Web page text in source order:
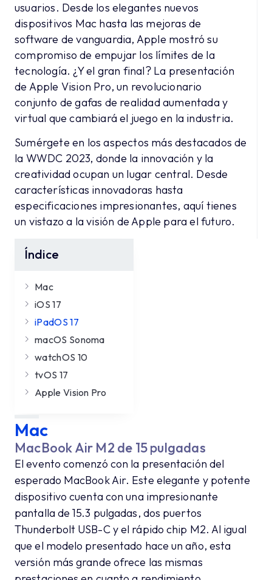
usuarios. Desde los elegantes nuevos
dispositivos Mac hasta las mejoras de
software de vanguardia, Apple mostró su
compromiso de empujar los límites de la
tecnología. ¿Y el gran final? La presentación
de Apple Vision Pro, un revolucionario
conjunto de gafas de realidad aumentada y
virtual que cambiará el juego en la industria.
Sumérgete en los aspectos más destacados de
la WWDC 2023, donde la innovación y la
creatividad ocupan un lugar central. Desde
características innovadoras hasta
especificaciones impresionantes, aquí tienes
un vistazo a la visión de Apple para el futuro.
Índice
Mac
iOS 17
iPadOS 17
macOS Sonoma
watchOS 10
tvOS 17
Apple Vision Pro
Mac
MacBook Air M2 de 15 pulgadas
El evento comenzó con la presentación del
esperado MacBook Air. Este elegante y potente
dispositivo cuenta con una impresionante
pantalla de 15.3 pulgadas, dos puertos
Thunderbolt USB-C y el rápido chip M2. Al igual
que el modelo presentado hace un año, esta
versión más grande ofrece las mismas